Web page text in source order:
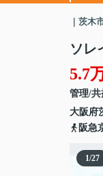
｜茨木
ソレ
5.7
管理/共
大阪府
阪急
1/27